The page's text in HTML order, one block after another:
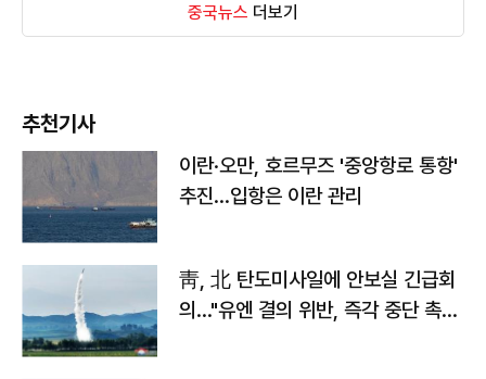
중국뉴스 더보기
추천기사
이란·오만, 호르무즈 '중앙항로 통항'
추진…입항은 이란 관리
靑, 北 탄도미사일에 안보실 긴급회
의…"유엔 결의 위반, 즉각 중단 촉